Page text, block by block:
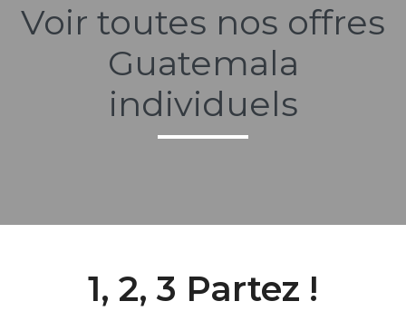
Voir toutes nos offres
Guatemala
individuels
1, 2, 3 Partez !